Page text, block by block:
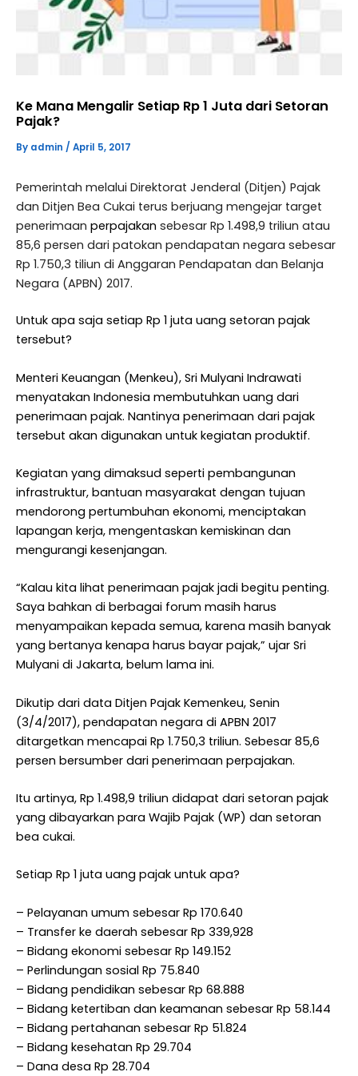
Ke Mana Mengalir Setiap Rp 1 Juta dari Setoran
Pajak?
By admin / April 5, 2017
Pemerintah melalui Direktorat Jenderal (Ditjen) Pajak
dan Ditjen Bea Cukai terus berjuang mengejar target
penerimaan perpajakan sebesar Rp 1.498,9 triliun atau
85,6 persen dari patokan pendapatan negara sebesar
Rp 1.750,3 tiliun di Anggaran Pendapatan dan Belanja
Negara (APBN) 2017.
Untuk apa saja setiap Rp 1 juta uang setoran pajak
tersebut?
Menteri Keuangan (Menkeu), Sri Mulyani Indrawati
menyatakan Indonesia membutuhkan uang dari
penerimaan pajak. Nantinya penerimaan dari pajak
tersebut akan digunakan untuk kegiatan produktif.
Kegiatan yang dimaksud seperti pembangunan
infrastruktur, bantuan masyarakat dengan tujuan
mendorong pertumbuhan ekonomi, menciptakan
lapangan kerja, mengentaskan kemiskinan dan
mengurangi kesenjangan.
“Kalau kita lihat penerimaan pajak jadi begitu penting.
Saya bahkan di berbagai forum masih harus
menyampaikan kepada semua, karena masih banyak
yang bertanya kenapa harus bayar pajak‎,” ujar Sri
Mulyani di Jakarta, belum lama ini.
Dikutip dari data Ditjen Pajak Kemenkeu, Senin
(3/4/2017), pendapatan negara di APBN 2017
ditargetkan mencapai Rp 1.750,3 triliun. Sebesar 85,6
persen bersumber dari penerimaan perpajakan.
Itu artinya, Rp 1.498,9 triliun didapat dari setoran pajak
yang dibayarkan para Wajib Pajak (WP) dan setoran
bea cukai.
Setiap Rp 1 juta uang pajak untuk apa?
– Pelayanan umum sebesar Rp 170.640
– Transfer ke daerah sebesar Rp 339,928
– Bidang ekonomi sebesar Rp 149.152
– Perlindungan sosial Rp 75.840
– Bidang pendidikan sebesar Rp 68.888
– Bidang ketertiban dan keamanan sebesar Rp 58.144
– Bidang pertahanan sebesar Rp 51.824
– Bidang kesehatan Rp 29.704
– Dana desa Rp 28.704